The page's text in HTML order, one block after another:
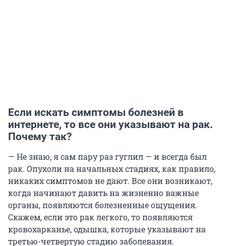
Если искать симптомы болезней в
интернете, то все они указывают на рак.
Почему так?
— Не знаю, я сам пару раз гуглил — и всегда был
рак. Опухоли на начальных стадиях, как правило,
никаких симптомов не дают. Все они возникают,
когда начинают давить на жизненно важные
органы, появляются болезненные ощущения.
Скажем, если это рак легкого, то появляются
кровохарканье, одышка, которые указывают на
третью-четвертую стадию заболевания.